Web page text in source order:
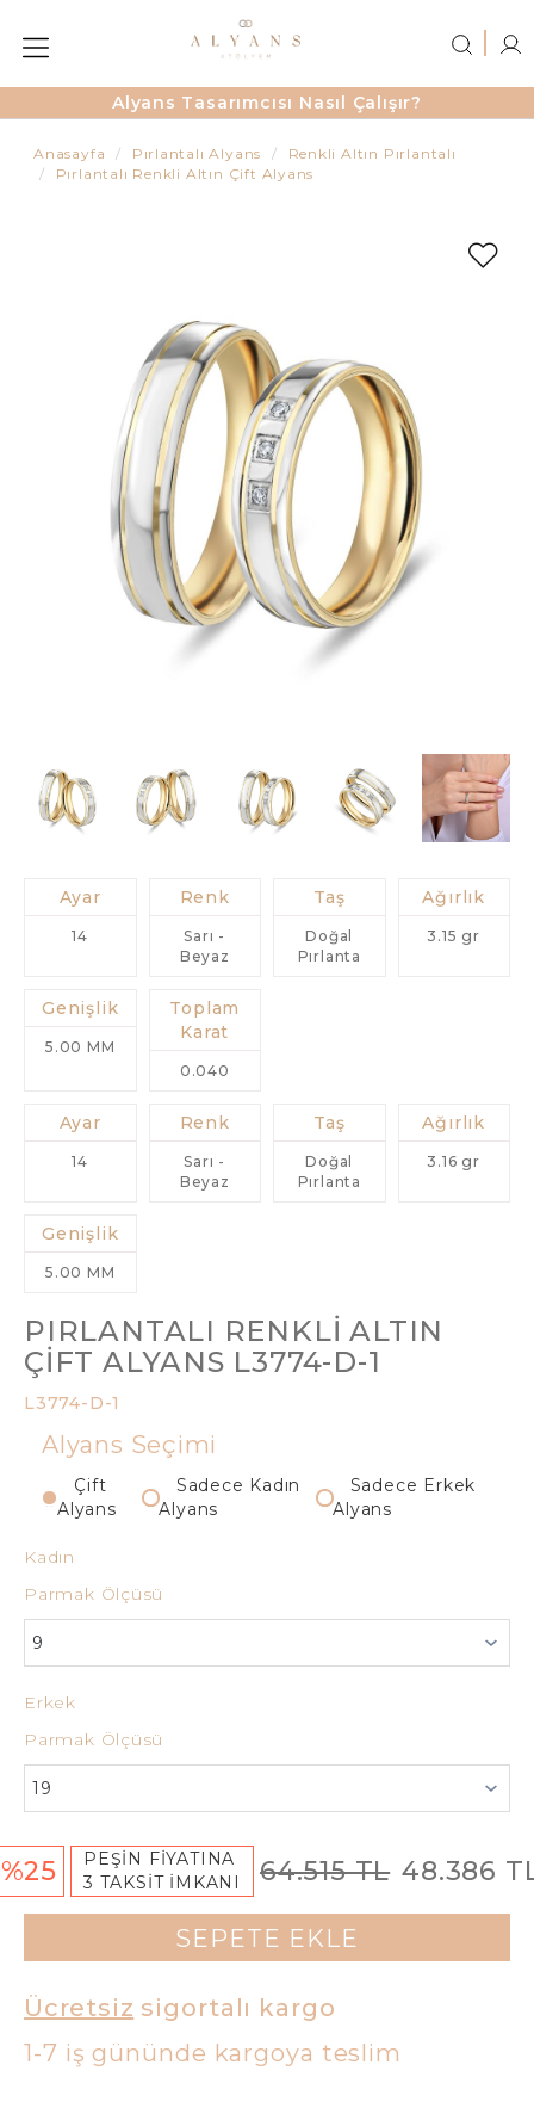
Alyans Tasarımcısı Nasıl Çalışır?
Anasayfa Pırlantalı Alyans
Renkli Altın Pırlantalı
Pırlantalı Renkli Altın Çift Alyans
Ayar
14
Renk
Sarı -
Beyaz
Taş
Doğal
Pırlanta
Ağırlık
3.15 gr
Genişlik
5.00 MM
Toplam
Karat
0.040
Ayar
14
Renk
Sarı -
Beyaz
Taş
Doğal
Pırlanta
Ağırlık
3.16 gr
Genişlik
5.00 MM
PIRLANTALI RENKLI ALTIN
ÇIFT ALYANS L3774-D-1
L3774-D-1
Alyans Seçimi
Çift
Alyans
Sadece Kadın
Alyans
Sadece Erkek
Alyans
Kadın
Parmak Ölçüsü
Erkek
Parmak Ölçüsü
%25
PEŞİN FİYATINA
3 TAKSİT İMKANI
64.515 TL 48.386
SEPETE EKLE
Ücretsiz sigortalı kargo
1-7 iş gününde kargoya teslim